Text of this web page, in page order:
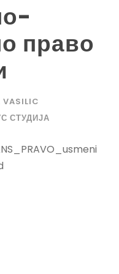
право
VASILIC
СТУДИЈА